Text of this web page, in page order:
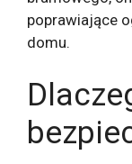
poprawiające
domu.